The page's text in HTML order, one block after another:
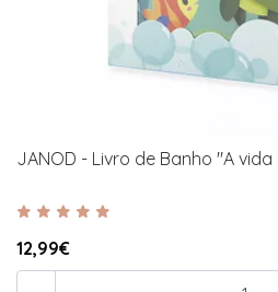
JANOD - Livro de Banho "A
12,99€